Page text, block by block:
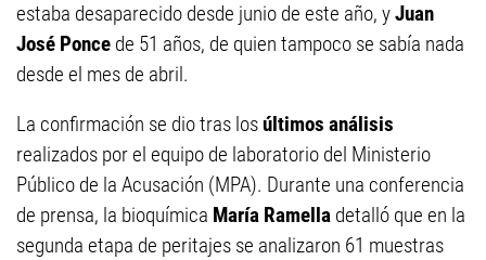
estaba desaparecido desde junio de este año, yJuan
José Ponce de 51 años, de quien tampoco se sabía nada
desde el mes de abril.
La confirmación se dio tras losúltimos análisis
realizados por el equipo de laboratorio del Ministerio
Público de la Acusación (MPA). Durante una conferencia
de prensa, la bioquímica María Ramella detalló que en la
segunda etapa de peritajes se analizaron 61 muestras